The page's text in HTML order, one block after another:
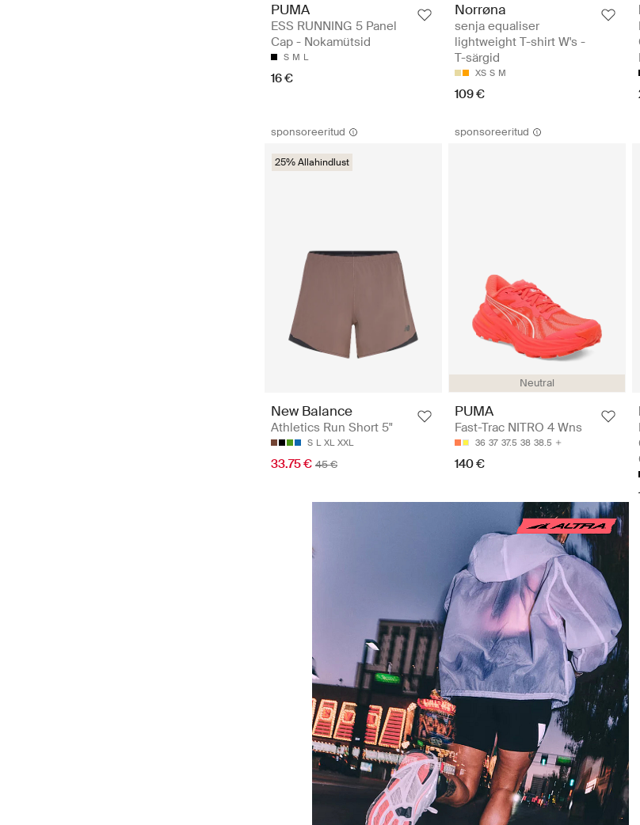
PUMA
ESS RUNNING 5 Panel
Cap - Nokamütsid
S M L
16 €
Norrøna
senja equaliser
lightweight T-shirt W's -
T-särgid
XS S M
109 €
sponsoreeritud
25% Allahindlust
New Balance
Athletics Run Short 5"
S L XL XXL
33.75 € 45 €
sponsoreeritud
Neutral
PUMA
Fast-Trac NITRO 4 Wns
36 37 37.5 38 38.5
140 €